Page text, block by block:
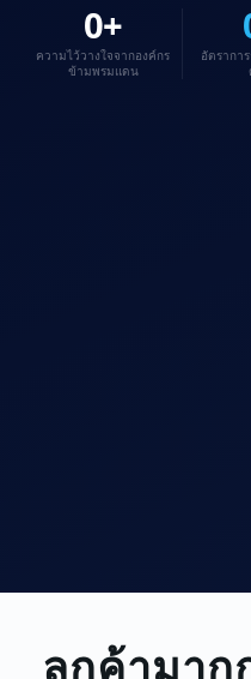
0+
ความไว้วางใจจากองค์กร
ข้ามพรมแดน
อัตรากา
ลูกค้ามาก